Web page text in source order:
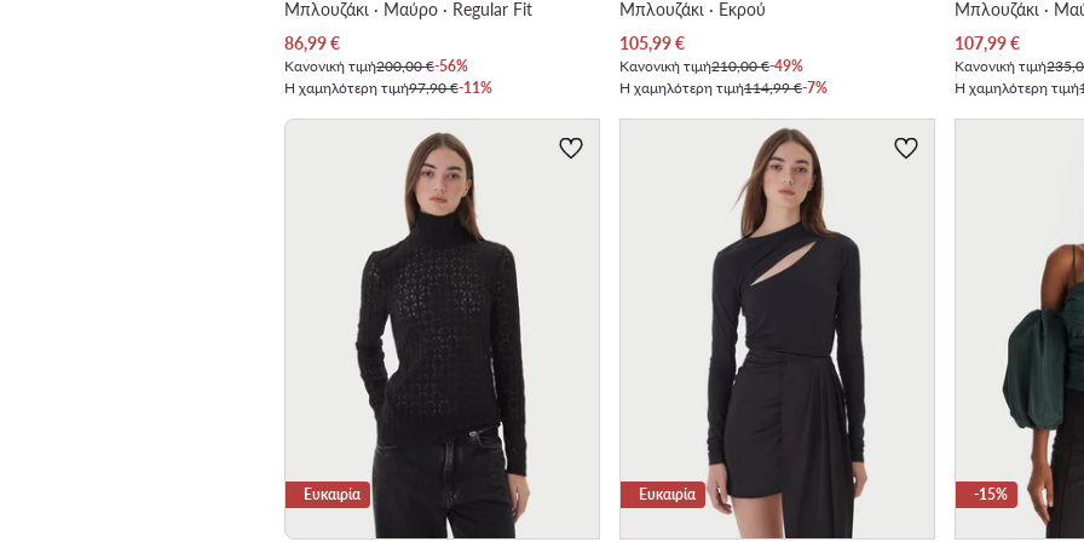
Μπλουζάκι · Μαύρο · Regular Fit
Τρέχουσα τιμή
86,99€
Κανονική τιμή200,00 €-56%
Η χαμηλότερη τιμή97,90 €-11%
Μπλουζάκι · Εκρού
Τρέχουσα τιμή
105,99€
Κανονική τιμή210,00 €-49%
Η χαμηλότερη τιμή114,99 €-7%
Μπλουζάκι ·
Τρέχουσα τιμή
107,99€
Κανονική τιμή
Η χαμηλότερη τιμή
Ευκαιρία Ευκαιρία -15%